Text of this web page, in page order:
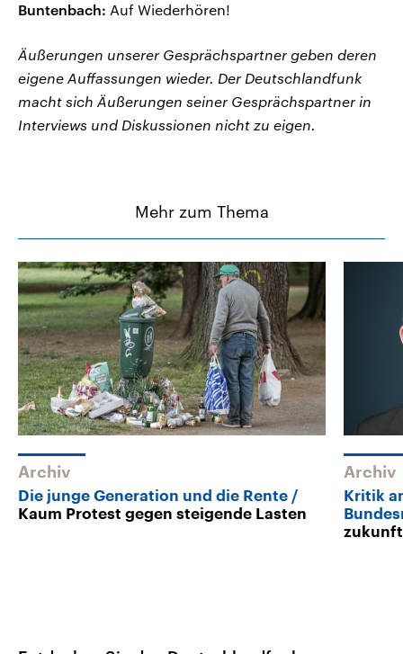
Buntenbach: Auf Wiederhören!
Äußerungen unserer Gesprächspartner geben deren
eigene Auffassungen wieder. Der Deutschlandfunk
macht sich Äußerungen seiner Gesprächspartner in
Interviews und Diskussionen nicht zu eigen.
Mehr zum Thema
Archiv
Die junge Generation und die Rente
Kaum Protest gegen steigende Lasten
Archiv
Kritik